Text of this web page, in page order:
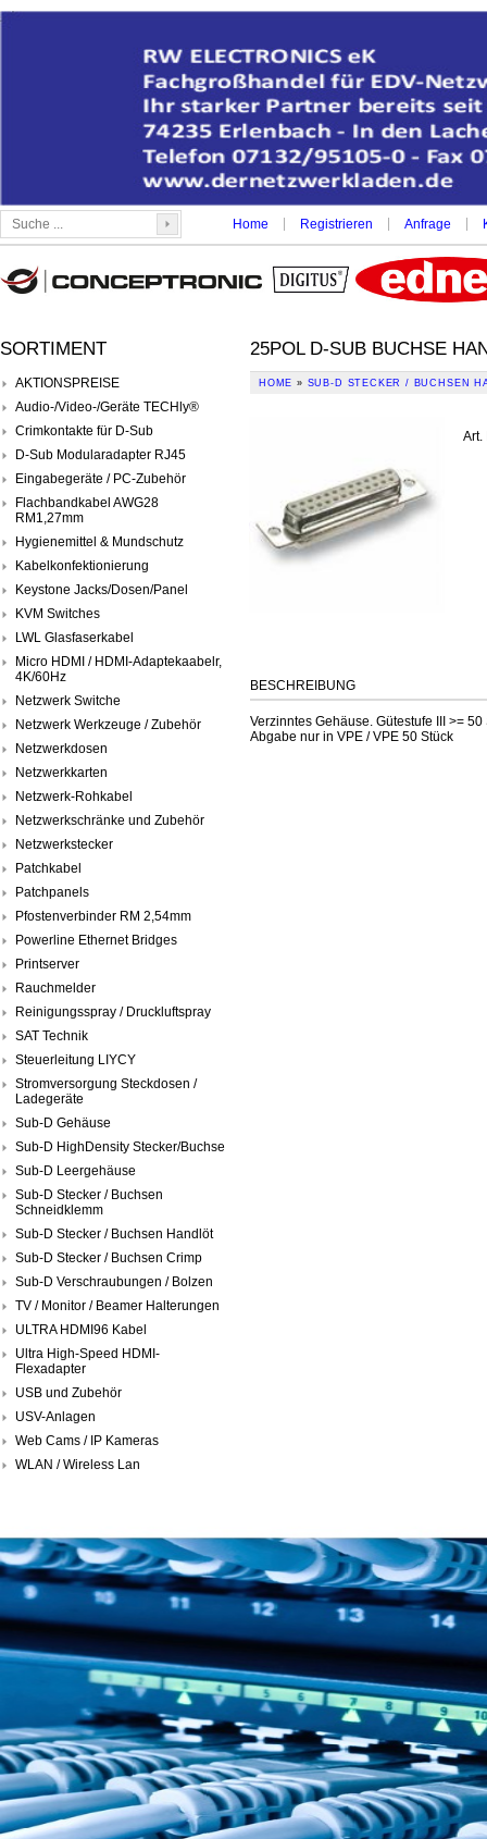
Home Registrieren Anfrage
SORTIMENT
AKTIONSPREISE
Audio-/Video-/Geräte TECHly®
Crimkontakte für D-Sub
D-Sub Modularadapter RJ45
Eingabegeräte / PC-Zubehör
Flachbandkabel AWG28
RM1,27mm
Hygienemittel & Mundschutz
Kabelkonfektionierung
Keystone Jacks/Dosen/Panel
KVM Switches
LWL Glasfaserkabel
Micro HDMI / HDMI-Adaptekaabelr,
4K/60Hz
Netzwerk Switche
Netzwerk Werkzeuge / Zubehör
Netzwerkdosen
Netzwerkkarten
Netzwerk-Rohkabel
Netzwerkschränke und Zubehör
Netzwerkstecker
Patchkabel
Patchpanels
Pfostenverbinder RM 2,54mm
Powerline Ethernet Bridges
Printserver
Rauchmelder
Reinigungsspray / Druckluftspray
SAT Technik
Steuerleitung LIYCY
Stromversorgung Steckdosen /
Ladegeräte
Sub-D Gehäuse
Sub-D HighDensity Stecker/Buchse
Sub-D Leergehäuse
Sub-D Stecker / Buchsen
Schneidklemm
Sub-D Stecker / Buchsen Handlöt
Sub-D Stecker / Buchsen Crimp
Sub-D Verschraubungen / Bolzen
TV / Monitor / Beamer Halterungen
ULTRA HDMI96 Kabel
Ultra High-Speed HDMI-
Flexadapter
USB und Zubehör
USV-Anlagen
Web Cams / IP Kameras
WLAN / Wireless Lan
25POL D-SUB BUCHSE
HOME » SUB-D STECKER / BUCHSEN
Art.
BESCHREIBUNG
Verzinntes Gehäuse. Gütestufe III >=
Abgabe nur in VPE / VPE 50 Stück